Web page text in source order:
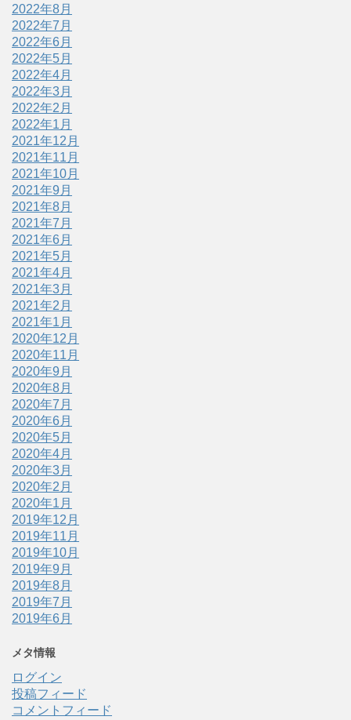
2022年8月
2022年7月
2022年6月
2022年5月
2022年4月
2022年3月
2022年2月
2022年1月
2021年12月
2021年11月
2021年10月
2021年9月
2021年8月
2021年7月
2021年6月
2021年5月
2021年4月
2021年3月
2021年2月
2021年1月
2020年12月
2020年11月
2020年9月
2020年8月
2020年7月
2020年6月
2020年5月
2020年4月
2020年3月
2020年2月
2020年1月
2019年12月
2019年11月
2019年10月
2019年9月
2019年8月
2019年7月
2019年6月
メタ情報
ログイン
投稿フィード
コメントフィード